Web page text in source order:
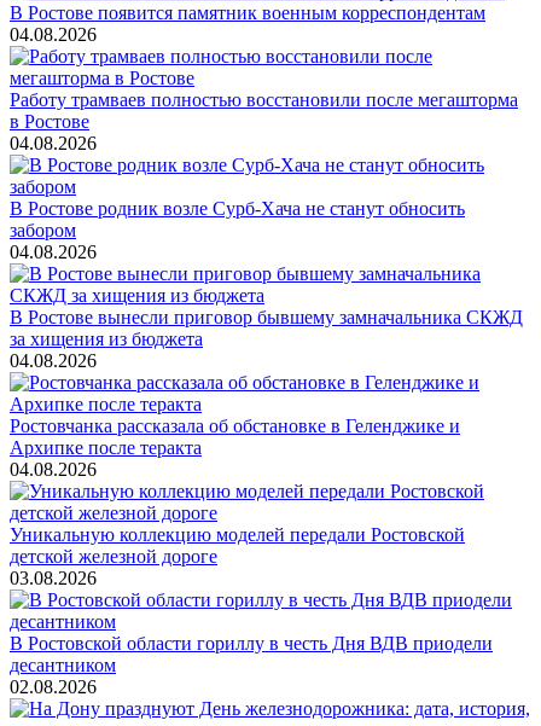
В Ростове появится памятник военным корреспондентам
04.08.2026
Работу трамваев полностью восстановили после мегашторма
в Ростове
04.08.2026
В Ростове родник возле Сурб-Хача не станут обносить
забором
04.08.2026
В Ростове вынесли приговор бывшему замначальника СКЖД
за хищения из бюджета
04.08.2026
Ростовчанка рассказала об обстановке в Геленджике и
Архипке после теракта
04.08.2026
Уникальную коллекцию моделей передали Ростовской
детской железной дороге
03.08.2026
В Ростовской области гориллу в честь Дня ВДВ приодели
десантником
02.08.2026